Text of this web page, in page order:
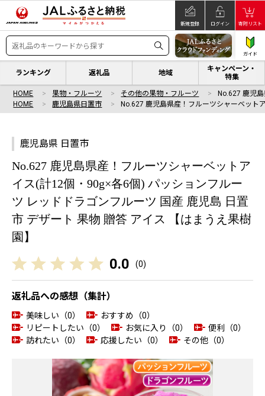
新規登録 ログイン 寄附リスト
ガイド
ランキング 返礼品 地域
キャンペーン・
特集
HOME 果物・フルーツ その他の果物・フルーツ
No.627 鹿児
HOME
鹿児島県日置市 No.627 鹿児島県産！フルーツシャーベット
鹿児島県 日置市
No.627 鹿児島県産！フルーツシャーベットア
イス(計12個・90g×各6個) パッションフルー
ツ レッドドラゴンフルーツ 国産 鹿児島 日置
市 デザート 果物 贈答 アイス 【はまうえ果樹
園】
0.0 (0)
返礼品への感想（集計）
美味しい（0）
おすすめ（0）
リピートしたい（0）
お気に入り（0）
便利（0）
訪れたい（0）
応援したい（0） その他（0）